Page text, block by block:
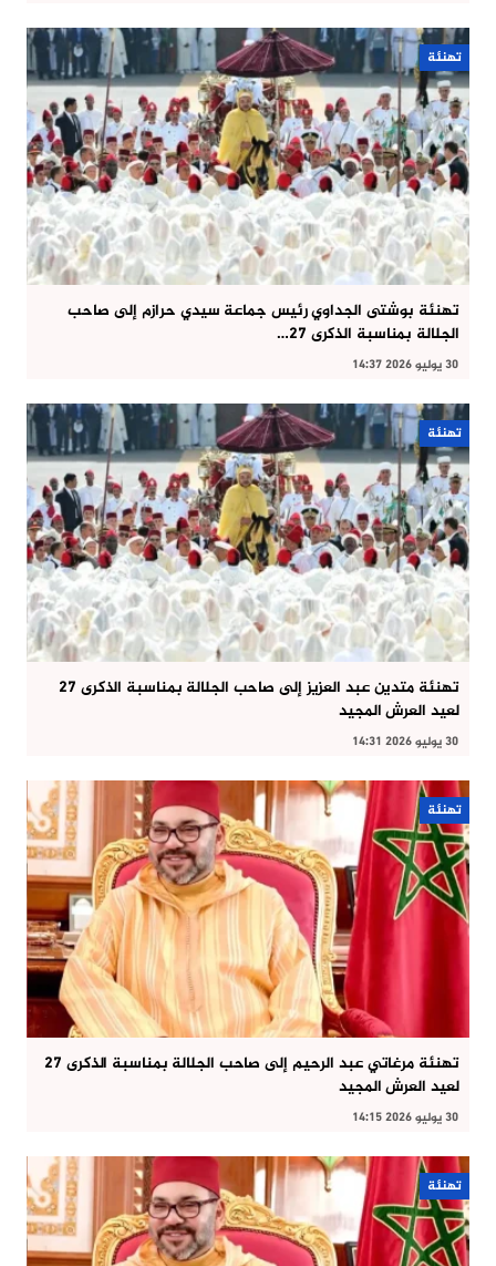
تهنئة
تهنئة بوشتى الجداوي رئيس جماعة سيدي حرازم إلى صاحب
الجلالة بمناسبة الذكرى 27…
30 يوليو 2026 14:37
تهنئة
تهنئة متدين عبد العزيز إلى صاحب الجلالة بمناسبة الذكرى 27
لعيد العرش المجيد
30 يوليو 2026 14:31
تهنئة
تهنئة مرغاتي عبد الرحيم إلى صاحب الجلالة بمناسبة الذكرى 27
لعيد العرش المجيد
30 يوليو 2026 14:15
تهنئة